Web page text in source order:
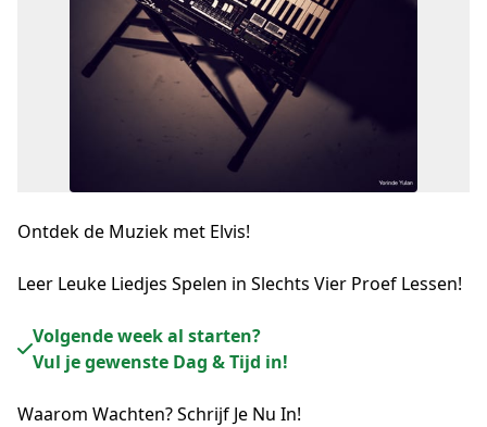
Ontdek de Muziek met Elvis!
Leer Leuke Liedjes Spelen in Slechts Vier Proef Lessen!
Volgende week al starten?
Vul je gewenste Dag & Tijd in!
Waarom Wachten? Schrijf Je Nu In!